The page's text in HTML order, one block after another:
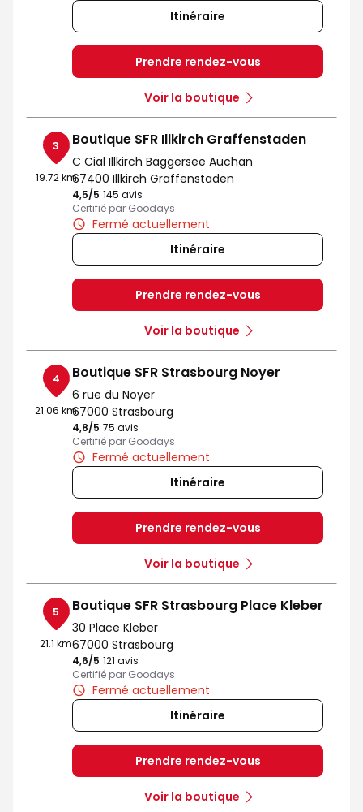
Itinéraire
Prendre rendez-vous
Voir la boutique
3
19.72 km
Boutique SFR Illkirch Graffenstaden
C Cial Illkirch Baggersee Auchan
67400 Illkirch Graffenstaden
4,5/5 Note de 4.5 sur 5
145 avis
Certifié par Goodays
Fermé actuellement
Itinéraire
Prendre rendez-vous
Voir la boutique
4
21.06 km
Boutique SFR Strasbourg Noyer
6 rue du Noyer
67000 Strasbourg
4,8/5 Note de 4.8 sur 5
75 avis
Certifié par Goodays
Fermé actuellement
Itinéraire
Prendre rendez-vous
Voir la boutique
5
21.1 km
Boutique SFR Strasbourg Place Kleber
30 Place Kleber
67000 Strasbourg
4,6/5 Note de 4.6 sur 5
121 avis
Certifié par Goodays
Fermé actuellement
Itinéraire
Prendre rendez-vous
Voir la boutique